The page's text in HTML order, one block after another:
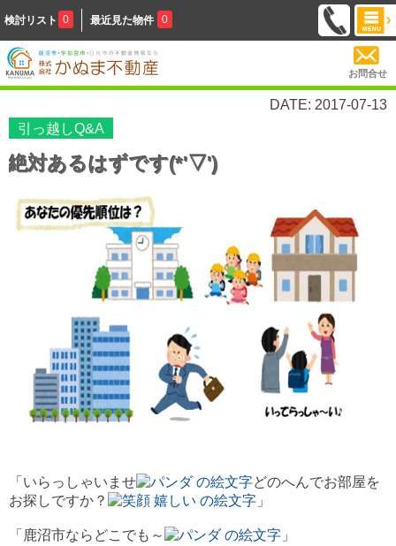
検討リスト 0 最近見た物件 0
お問合せ
DATE: 2017-07-13
引っ越しQ&A
絶対あるはずです(*'▽')
「いらっしゃいませ
どのへんでお部屋を
お探しですか？
」
「鹿沼市ならどこでも～ 」